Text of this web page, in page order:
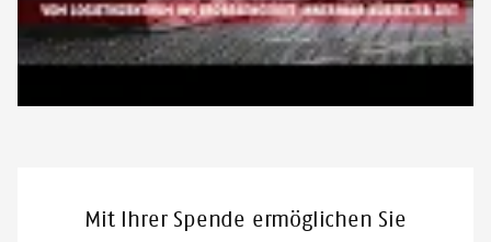
Mit Ihrer Spende ermöglichen Sie